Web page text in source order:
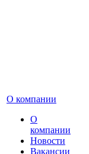
О компании
О
компании
Новости
Вакансии